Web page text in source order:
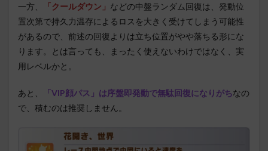
一方、 「クールダウン」 などの中盤ランダム回復は、発動位
置次第で持久力温存によるロスを大きく受けてしまう可能性
があるので、前述の回復よりは立ち位置がやや落ちる形にな
ります。とは言っても、まったく使えないわけではなく、実
用レベルかと。
あと、 「VIP顔パス」は序盤即発動で無駄回復になりがちなの
で、積むのは推奨しません。